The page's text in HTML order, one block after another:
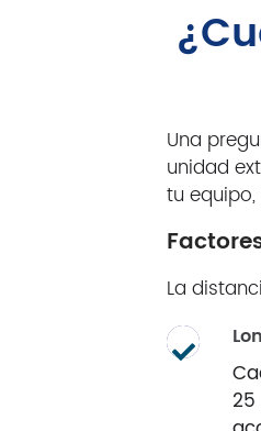
Una
unidad
tu
La